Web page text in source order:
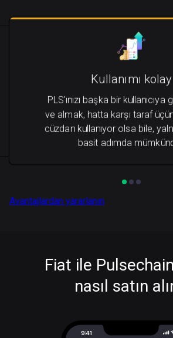
Kullanımı kolay
PLS'ınızı başka bir
ve almak, hatta karşı taraf
cüzdan kullanıyor olsa bile,
basit adımda
Avantajlardan yararlanın
Fiat ile
nasıl satın